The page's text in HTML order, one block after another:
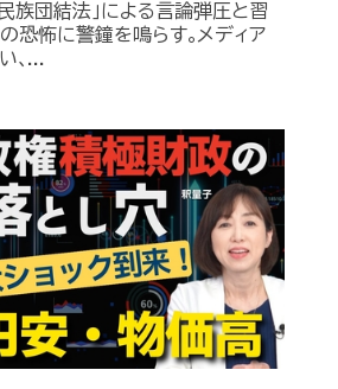
族団結法｣による言論弾圧と習
恐怖に警鐘を鳴らす｡メディア
､...